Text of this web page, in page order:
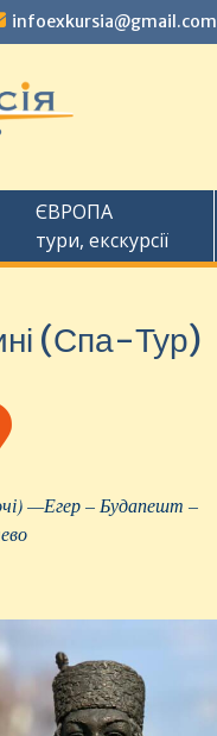
infoexkursia@gmail.com
ЄВРОПА
тури, екскурсії
(Спа-Тур)
і) —Егер –Будапешт –